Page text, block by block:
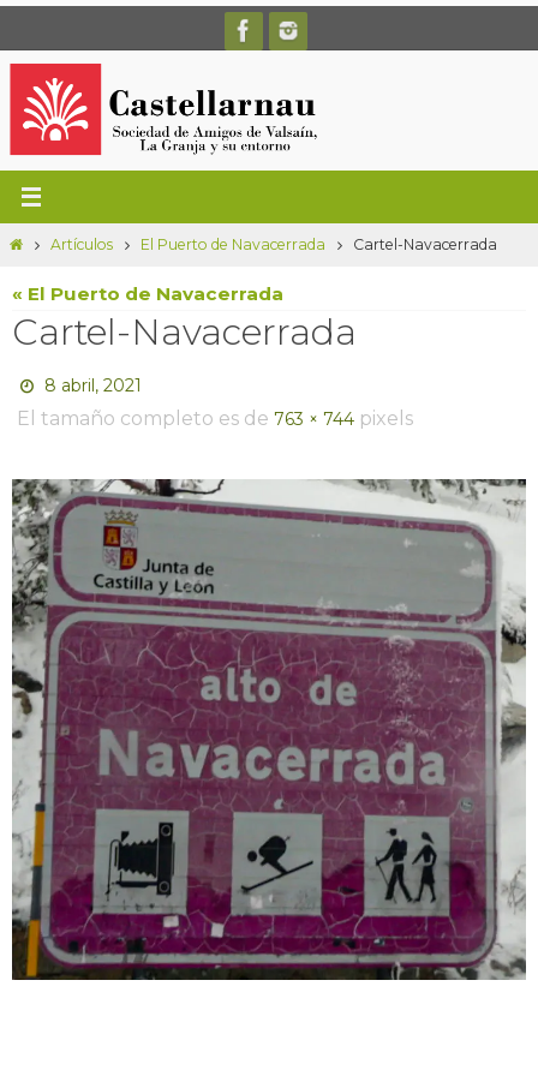
al
contenido
InicioArtículos El Puerto de Navacerrada Cartel-Navacerrada
« El Puerto de Navacerrada
Cartel-Navacerrada
8 abril, 2021
El tamaño completo es de 763 × 744 pixels